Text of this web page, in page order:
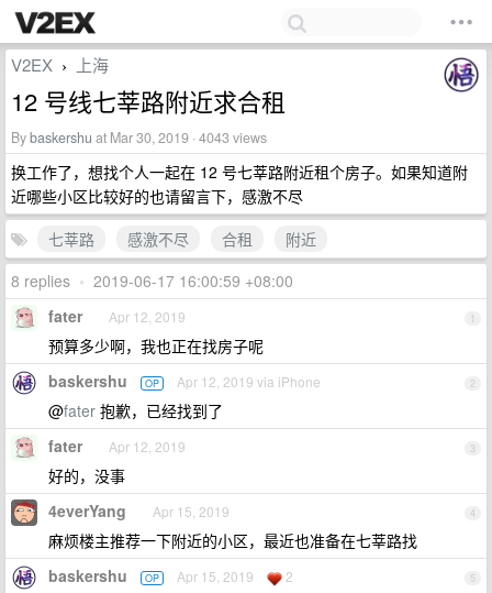
V2EX › 上海
12 号线七莘路附近求合租
Bybaskershu at Mar 30, 2019 · 4043 views
换工作了，想找个人一起在 12 号七莘路附近租个房子。如果知道附
近哪些小区比较好的也请留言下，感激不尽
七莘路
感激不尽 合租
附近
8 replies • 2019-06-17 16:00:59 +08:00
1
fater Apr 12, 2019
预算多少啊，我也正在找房子呢
2
baskershu OP Apr 12, 2019 via iPhone
@fater 抱歉，已经找到了
3
fater Apr 12, 2019
好的，没事
4
4everYang Apr 15, 2019
麻烦楼主推荐一下附近的小区，最近也准备在七莘路找
5
baskershu OP Apr 15, 2019 2